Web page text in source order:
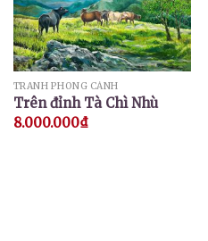
TRANH PHONG CẢNH
Trên đỉnh Tà Chì Nhù
8.000.000₫